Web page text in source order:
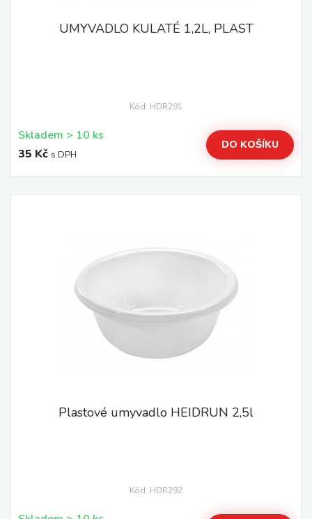
UMYVADLO KULATÉ 1,2L, PLAST
Kód: HDR291
Skladem > 10 ks
35 Kč s DPH
DO KOŠÍKU
Plastové umyvadlo HEIDRUN 2,5l
Kód: HDR292